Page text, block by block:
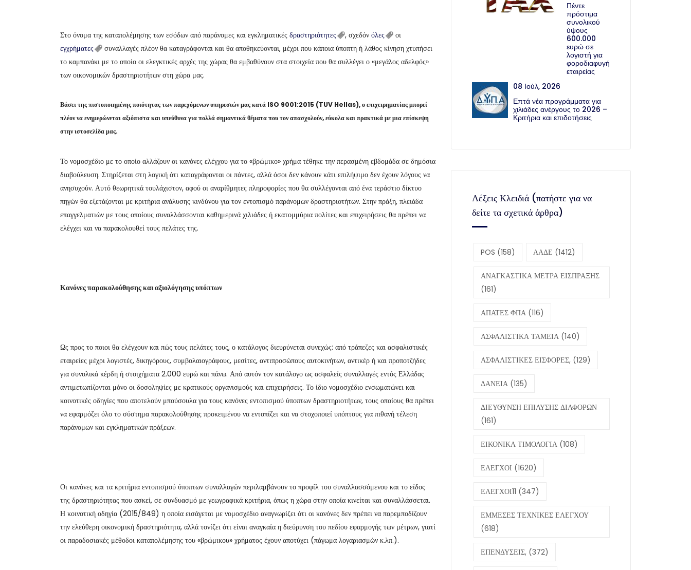
Στο όνομα της καταπολέμησης των εσόδων από παράνομες και εγκληματικές δραστηριότητες , σχεδόν όλες
οι
εγχρήματες
συναλλαγές πλέον θα καταγράφονται και θα αποθηκεύονται, μέχρι που κάποια ύποπτη ή λάθος κίνηση χτυπήσει
το καμπανάκι με το οποίο οι ελεγκτικές αρχές της χώρας θα εμβαθύνουν στα στοιχεία που θα συλλέγει ο «μεγάλος αδελφός»
των οικονομικών δραστηριοτήτων στη χώρα μας.
Βάσει της πιστοποιημένης ποιότητας των παρεχόμενων υπηρεσιών μας κατά ISO 9001:2015 (TUV Hellas), ο επιχειρηματίας μπορεί
πλέον να ενημερώνεται αξιόπιστα και υπεύθυνα για πολλά σημαντικά θέματα που τον απασχολούν, εύκολα και πρακτικά με μια επίσκεψη
στην ιστοσελίδα μας.
Το νομοσχέδιο με το οποίο αλλάζουν οι κανόνες ελέγχου για το «βρώμικο» χρήμα τέθηκε την περασμένη εβδομάδα σε δημόσια
διαβούλευση. Στηρίζεται στη λογική ότι καταγράφονται οι πάντες, αλλά όσοι δεν κάνουν κάτι επιλήψιμο δεν έχουν λόγους να
ανησυχούν. Αυτό θεωρητικά τουλάχιστον, αφού οι αναρίθμητες πληροφορίες που θα συλλέγονται από ένα τεράστιο δίκτυο
πηγών θα εξετάζονται με κριτήρια ανάλυσης κινδύνου για τον εντοπισμό παράνομων δραστηριοτήτων. Στην πράξη, πλειάδα
επαγγελματιών με τους οποίους συναλλάσσονται καθημερινά χιλιάδες ή εκατομμύρια πολίτες και επιχειρήσεις θα πρέπει να
ελέγχει και να παρακολουθεί τους πελάτες της.
Κανόνες παρακολούθησης και αξιολόγησης υπόπτων
Ως προς το ποιοι θα ελέγχουν και πώς τους πελάτες τους, ο κατάλογος διευρύνεται συνεχώς: από τράπεζες και ασφαλιστικές
εταιρείες μέχρι λογιστές, δικηγόρους, συμβολαιογράφους, μεσίτες, αντιπροσώπους αυτοκινήτων, αντικέρ ή και προποτζήδες
για συνολικά κέρδη ή στοιχήματα 2.000 ευρώ και πάνω. Από αυτόν τον κατάλογο ως ασφαλείς συναλλαγές εντός Ελλάδας
αντιμετωπίζονται μόνο οι δοσοληψίες με κρατικούς οργανισμούς και επιχειρήσεις. Το ίδιο νομοσχέδιο ενσωματώνει και
κοινοτικές οδηγίες που αποτελούν μπούσουλα για τους κανόνες εντοπισμού ύποπτων δραστηριοτήτων, τους οποίους θα πρέπει
να εφαρμόζει όλο το σύστημα παρακολούθησης προκειμένου να εντοπίζει και να στοχοποιεί υπόπτους για πιθανή τέλεση
παράνομων και εγκληματικών πράξεων.
Οι κανόνες και τα κριτήρια εντοπισμού ύποπτων συναλλαγών περιλαμβάνουν το προφίλ του συναλλασσόμενου και το είδος
της δραστηριότητας που ασκεί, σε συνδυασμό με γεωγραφικά κριτήρια, όπως η χώρα στην οποία κινείται και συναλλάσσεται.
Η κοινοτική οδηγία (2015/849) η οποία εισάγεται με νομοσχέδιο αναγνωρίζει ότι οι κανόνες δεν πρέπει να παρεμποδίζουν
την ελεύθερη οικονομική δραστηριότητα, αλλά τονίζει ότι είναι αναγκαία η διεύρυνση του πεδίου εφαρμογής των μέτρων, γιατί
οι παραδοσιακές μέθοδοι καταπολέμησης του «βρώμικου» χρήματος έχουν αποτύχει (πάγωμα λογαριασμών κ.λπ.).
Πέντε
πρόστιμα
συνολικού
ύψους
600.000
ευρώ σε
λογιστή για
φοροδιαφυγή
εταιρείας
08 Ιούλ, 2026
Επτά νέα προγράμματα για
χιλιάδες ανέργους το 2026 –
Κριτήρια και επιδοτήσεις
Λέξεις Κλειδιά (πατήστε για να
δείτε τα σχετικά άρθρα)
POS (158) ΑΑΔΕ (1412)
ΑΝΑΓΚΑΣΤΙΚΑ ΜΕΤΡΑ ΕΙΣΠΡΑΞΗΣ
(161)
ΑΠΑΤΕΣ ΦΠΑ (116)
ΑΣΦΑΛΙΣΤΙΚΑ ΤΑΜΕΙΑ (140)
ΑΣΦΑΛΙΣΤΙΚΕΣ ΕΙΣΦΟΡΕΣ, (129)
ΔΑΝΕΙΑ (135)
ΔΙΕΥΘΥΝΣΗ ΕΠΙΛΥΣΗΣ ΔΙΑΦΟΡΩΝ
(161)
ΕΙΚΟΝΙΚΑ ΤΙΜΟΛΟΓΙΑ (108)
ΕΛΕΓΧΟΙ (1620)
ΕΛΕΓΧΟΙ11 (347)
ΕΜΜΕΣΕΣ ΤΕΧΝΙΚΕΣ ΕΛΕΓΧΟΥ
(618)
ΕΠΕΝΔΥΣΕΙΣ, (372)